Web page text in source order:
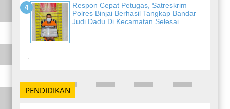
Respon Cepat Petugas, Satreskrim
Polres Binjai Berhasil Tangkap Bandar
Judi Dadu Di Kecamatan Selesai
-
PENDIDIKAN